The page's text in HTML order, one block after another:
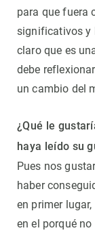
para que fuera
significativos y
claro que es
debe
un cambio del
¿Qué le
haya leído su
Pues nos
haber
en primer
en el porqué